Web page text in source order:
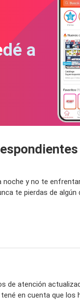
a
y no te
te pierdas de
de atención
en cuenta que